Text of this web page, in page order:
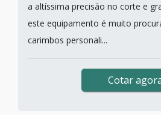
a altíssima precisão no corte e
este equipamento é muito
carimbos personali...
Cotar